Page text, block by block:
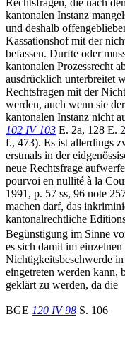
kantonalen Instanz
und deshalb
Kassationshof mit der
befassen. Durfte oder
kantonalen Prozessrecht
ausdrücklich unterbreitet
Rechtsfragen mit der
werden, auch wenn sie
kantonalen Instanz nicht
102 IV 103 E. 2a, 128 E.
f., 473). Es ist allerdings
erstmals in der
neue Rechtsfrage
pourvoi en nullité à la
1991, p. 57 ss, 96 note
machen darf, das
kantonalrechtliche
Begünstigung im Sinne
es sich damit im
Nichtigkeitsbeschwerde
eingetreten werden kann,
geklärt zu werden, da die
BGE 120 IV 98 S. 106